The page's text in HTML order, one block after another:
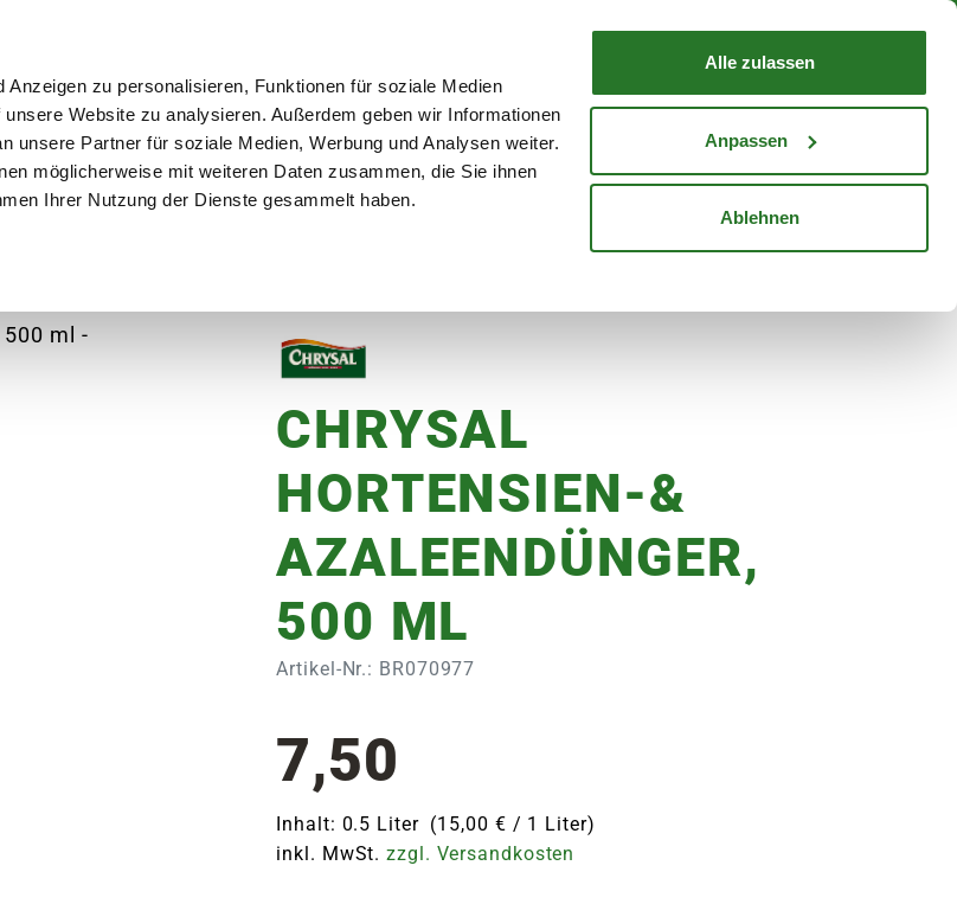
zu personalisieren, Funktionen für soziale Medien
Website zu analysieren. Außerdem geben wir Informationen
unsere Partner für soziale Medien, Werbung und Analysen weiter.
möglicherweise mit weiteren Daten zusammen, die Sie ihnen
Ihrer Nutzung der Dienste gesammelt haben.
Alle zulassen
Anpassen
Ablehnen
Mein KontoStandorte
WARENKORB
Aktuelles Ratgeber Gutscheine Karriere
CHRYSAL
HORTENSIEN-&
AZALEENDÜNGER,
500 ML
Artikel-Nr.: BR070977
7,50
Inhalt: 0.5 Liter (15,00 € / 1 Liter)
inkl. MwSt.zzgl. Versandkosten